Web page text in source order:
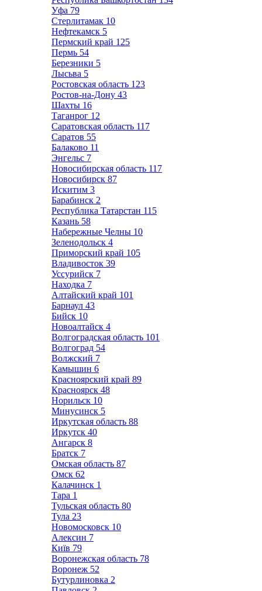
Уфа 79
Стерлитамак 10
Нефтекамск 5
Пермский край 125
Пермь 54
Березники 5
Лысьва 5
Ростовская область 123
Ростов-на-Дону 43
Шахты 16
Таганрог 12
Саратовская область 117
Саратов 55
Балаково 11
Энгельс 7
Новосибирская область 117
Новосибирск 87
Искитим 3
Барабинск 2
Республика Татарстан 115
Казань 58
Набережные Челны 10
Зеленодольск 4
Приморский край 105
Владивосток 39
Уссурийск 7
Находка 7
Алтайский край 101
Барнаул 43
Бийск 10
Новоалтайск 4
Волгоградская область 101
Волгоград 54
Волжский 7
Камышин 6
Красноярский край 89
Красноярск 48
Норильск 10
Минусинск 5
Иркутская область 88
Иркутск 40
Ангарск 8
Братск 7
Омская область 87
Омск 62
Калачинск 1
Тара 1
Тульская область 80
Тула 23
Новомосковск 10
Алексин 7
Київ 79
Воронежская область 78
Воронеж 52
Бутурлиновка 2